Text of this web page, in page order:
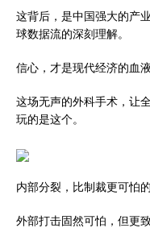
这背后，是中国强大的产
球数据流的深刻理解。
信心，才是现代经济的血
这场无声的外科手术，让
玩的是这个。
内部分裂，比制裁更可怕
外部打击固然可怕，但更